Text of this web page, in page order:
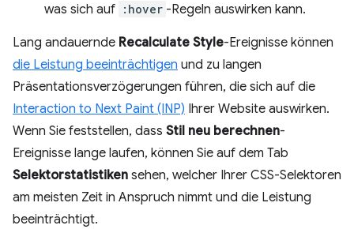
was sich auf :hover -Regeln auswirken kann.
Lang andauernde Recalculate Style-Ereignisse können
die Leistung beeinträchtigen und zu langen
Präsentationsverzögerungen führen, die sich auf die
Interaction to Next Paint (INP) Ihrer Website auswirken.
Wenn Sie feststellen, dass Stil neu berechnen-
Ereignisse lange laufen, können Sie auf dem Tab
Selektorstatistiken sehen, welcher Ihrer CSS-Selektoren
am meisten Zeit in Anspruch nimmt und die Leistung
beeinträchtigt.